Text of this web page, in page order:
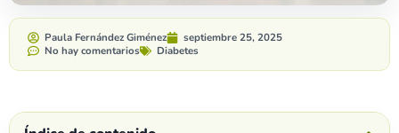
Paula Fernández Giménez
septiembre 25, 2025
No hay comentarios
Diabetes